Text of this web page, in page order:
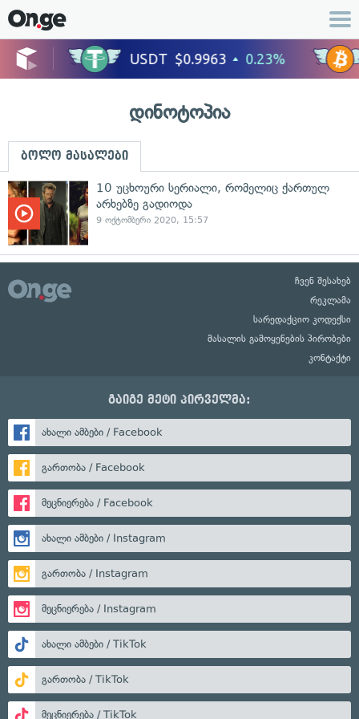
დინოტოპია
ბოლო მასალები
10 უცხოური სერიალი, რომელიც ქართულ
არხებზე გადიოდა
9 ოქტომბერი 2020, 15:57
ჩვენ შესახებ
რეკლამა
სარედაქციო კოდექსი
მასალის გამოყენების პირობები
კონტაქტი
გაიგე მეტი პირველმა:
ახალი ამბები / Facebook
გართობა / Facebook
მეცნიერება / Facebook
ახალი ამბები / Instagram
გართობა / Instagram
მეცნიერება / Instagram
ახალი ამბები / TikTok
გართობა / TikTok
მეცნიერება / TikTok